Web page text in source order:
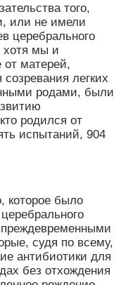
того,
или не имели
церебрального
хотя мы и
матерей,
легких
родами, были
родился от
испытаний, 904
которое было
судя по всему,
антибиотики для
без отхождения